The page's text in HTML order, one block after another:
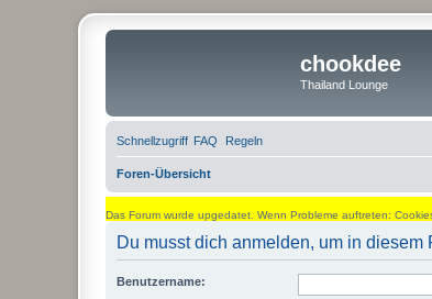
chookdee
Thailand Lounge
Schnellzugriff FAQ Regeln
Foren-Übersicht
Das Forum wurde upgedatet. Wenn Probleme auftreten:
Du musst dich anmelden, um in diesem
Benutzername: